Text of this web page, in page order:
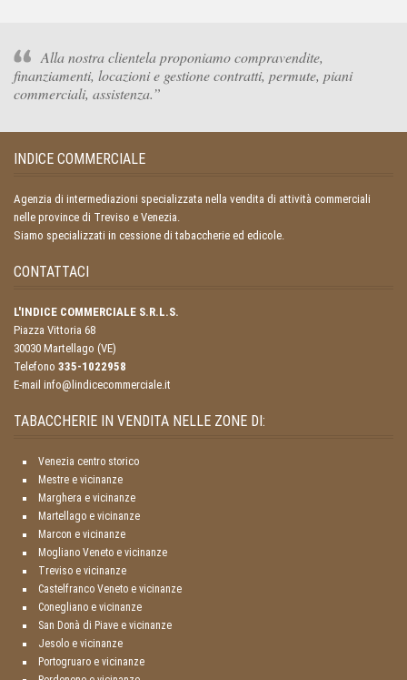
Alla nostra clientela proponiamo compravendite,
finanziamenti, locazioni e gestione contratti, permute, piani
commerciali, assistenza.
INDICE COMMERCIALE
Agenzia di intermediazioni specializzata nella vendita di attività commerciali
nelle province di Treviso e Venezia.
Siamo specializzati in cessione di tabaccherie ed edicole.
CONTATTACI
L'INDICE COMMERCIALE S.R.L.S.
Piazza Vittoria 68
30030 Martellago (VE)
Telefono 335-1022958
E-mail info@lindicecommerciale.it
TABACCHERIE IN VENDITA NELLE ZONE DI:
Venezia centro storico
Mestre e vicinanze
Marghera e vicinanze
Martellago e vicinanze
Marcon e vicinanze
Mogliano Veneto e vicinanze
Treviso e vicinanze
Castelfranco Veneto e vicinanze
Conegliano e vicinanze
San Donà di Piave e vicinanze
Jesolo e vicinanze
Portogruaro e vicinanze